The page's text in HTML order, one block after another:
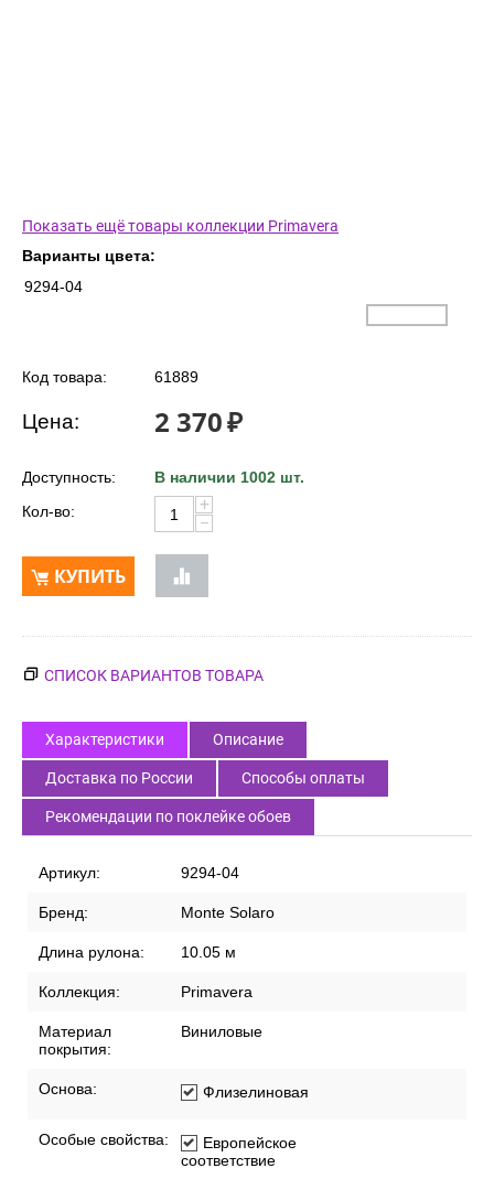
Показать ещё товары коллекции Primavera
Варианты цвета:
9294-04
Код товара: 61889
Цена: 2 370₽
Доступность:
В наличии 1002 шт.
Кол-во:
+
−
КУПИТЬ
СПИСОК ВАРИАНТОВ ТОВАРА
Характеристики Описание
Доставка по России Способы оплаты
Рекомендации по поклейке обоев
Артикул: 9294-04
Бренд: Monte Solaro
Длина рулона: 10.05 м
Коллекция: Primavera
Материал
покрытия:
Виниловые
Основа: Флизелиновая
Особые свойства:
Европейское
соответствие